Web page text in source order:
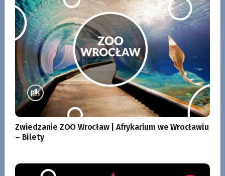
Zwiedzanie ZOO Wrocław | Afrykarium we Wrocławiu
– Bilety